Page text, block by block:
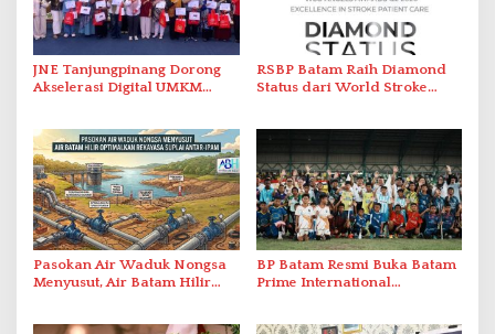
JNE Tanjungpinang Dorong
Akselerasi Digital UMKM
RSBP Batam Raih Diamond
Status dari World Stroke
Berstandar Internasional
Pasokan Air Waduk Nongsa
Menyusut, Air Batam Hilir
BP Batam Resmi Buka Batam
Prime International